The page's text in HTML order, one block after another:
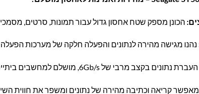
הכונן מספק שטח אחסון גדול עבור תמונות, סרטים,
נהנו מגישה מהירה לנתונים והפעלה חלקה של מערכות הפעלה
העברת נתונים בקצב מרבי של 6Gb/s, מושלם למחשבים ביתיים ולעמדות עבודה.
מאפשר קריאה וכתיבה מהירה של נתונים ומשפר את חווית